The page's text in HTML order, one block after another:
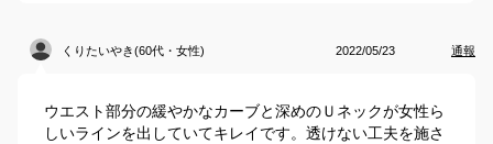
くりたいやき(60代・女性) 2022/05/23 通報
ウエスト部分の緩やかなカーブと深めのＵネックが女性ら
しいラインを出していてキレイです。透けない工夫を施さ